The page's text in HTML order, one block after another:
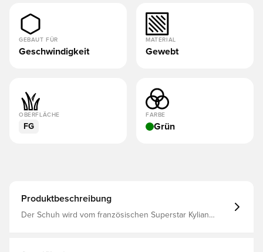
GEBAUT FÜR
Geschwindigkeit
MATERIAL
Gewebt
OBERFLÄCHE
FG
FARBE
Grün
Produktbeschreibung
Der Schuh wird vom französischen Superstar Kylian